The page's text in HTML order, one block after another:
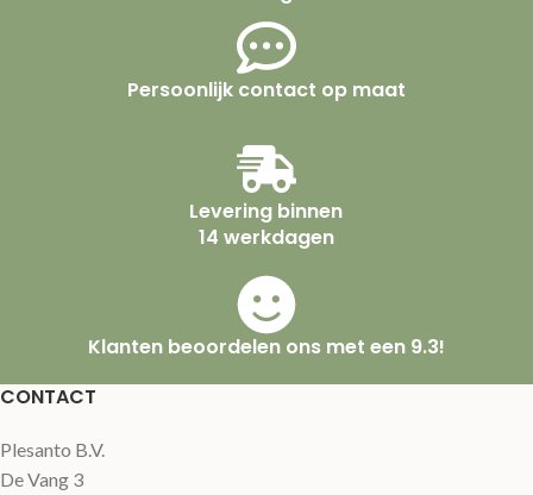
Persoonlijk contact op maat
Levering binnen
14 werkdagen
Klanten beoordelen ons met een 9.3!
CONTACT
Plesanto B.V.
De Vang 3